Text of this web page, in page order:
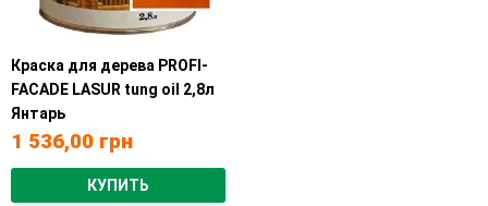
Краска для дерева PROFI-
FACADE LASUR tung oil 2,8л
Янтарь
1 536,00 грн
КУПИТЬ